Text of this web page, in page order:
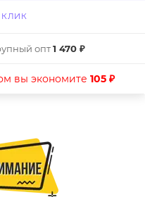
КЛИК
опт1 470 ₽
вы экономите 105 ₽